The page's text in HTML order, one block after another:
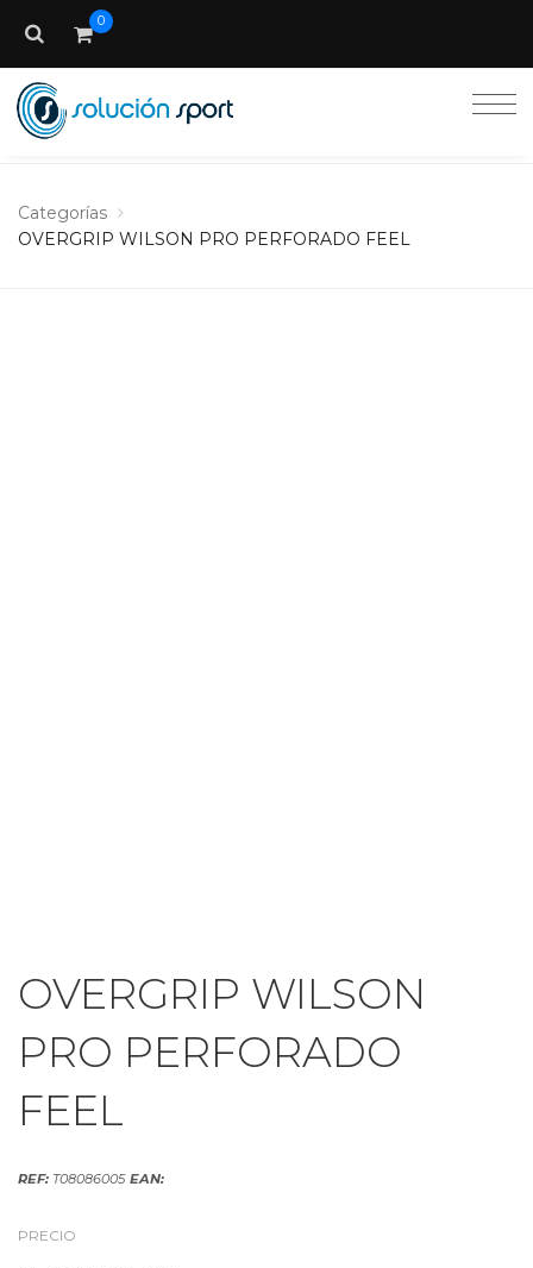
0
Categorías
OVERGRIP WILSON PRO PERFORADO FEEL
OVERGRIP WILSON
PRO PERFORADO
FEEL
REF: T08086005 EAN:
PRECIO